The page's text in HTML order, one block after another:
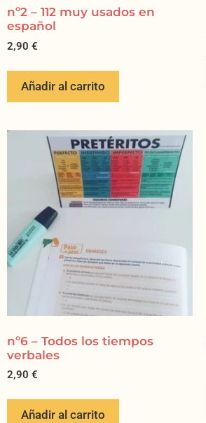
nº2 – 112 muy usados en
español
2,90 €
Añadir al carrito
nº6 – Todos los tiempos
verbales
2,90 €
Añadir al carrito